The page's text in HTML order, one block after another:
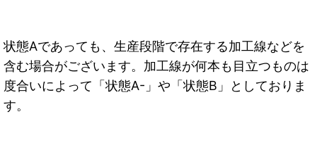
状態Aであっても、生産段階で存在する加工線などを
含む場合がございます。加工線が何本も目立つものは
度合いによって「状態A-」や「状態B」としておりま
す。